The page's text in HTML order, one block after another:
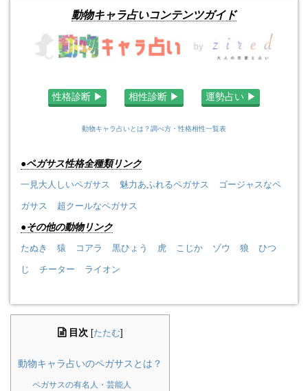
動物キャラ占いコンテンツガイド
性格診断 ▶︎ 相性診断 ▶︎ 運勢占い ▶︎
動物キャラ占いとは？調べ方・性格相性一覧表
●ペガサス性格全種類リンク
一見大人しいペガサス 魅力あふれるペガサス ゴージャスなペ
ガサス 超クールなペガサス
●その他の動物リンク
たぬき 猿 コアラ 黒ひょう 虎 こじか ゾウ 狼 ひつ
じ チーター ライオン
目次 たたむ
動物キャラ占いのペガサスとは？
ペガサスの有名人・芸能人